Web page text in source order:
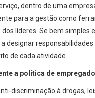
dentro de uma
para a gestão como
líderes. Se bem simples
designar
de cada atividade.
a política de
discriminação à drogas,